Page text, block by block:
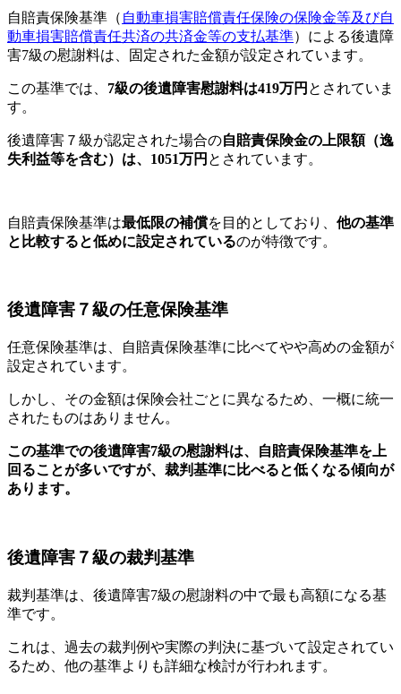
自賠責保険基準（ 自動車損害賠償責任保険の保険金等及び自
動車損害賠償責任共済の共済金等の支払基準）による後遺障
害7級の慰謝料は、固定された金額が設定されています。
この基準では、 7級の後遺障害慰謝料は419万円 とされていま
す。
後遺障害７級が認定された場合の自賠責保険金の上限額（逸
失利益等を含む）は、1051万円 とされています。
自賠責保険基準は最低限の補償を目的としており、 他の基準
と比較すると低めに設定されているのが特徴です。
後遺障害７級の任意保険基準
任意保険基準は、自賠責保険基準に比べてやや高めの金額が
設定されています。
しかし、その金額は保険会社ごとに異なるため、一概に統一
されたものはありません。
この基準での後遺障害7級の慰謝料は、自賠責保険基準を上
回ることが多いですが、裁判基準に比べると低くなる傾向が
あります。
後遺障害７級の裁判基準
裁判基準は、後遺障害7級の慰謝料の中で最も高額になる基
準です。
これは、過去の裁判例や実際の判決に基づいて設定されてい
るため、他の基準よりも詳細な検討が行われます。